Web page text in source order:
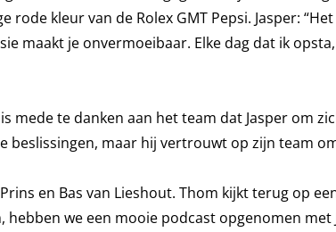
kleur van de Rolex GMT Pepsi. Jasper:
maakt je onvermoeibaar. Elke dag dat ik
mede te danken aan het team dat Jasper om
beslissingen, maar hij vertrouwt op zijn team
en Bas van Lieshout. Thom kijkt terug op
we een mooie podcast opgenomen met